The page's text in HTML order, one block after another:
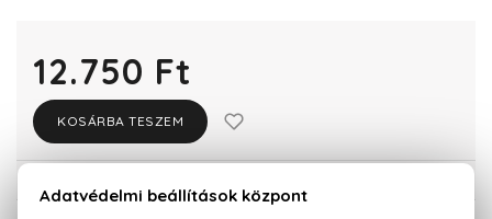
12.750 Ft
KOSÁRBA TESZEM